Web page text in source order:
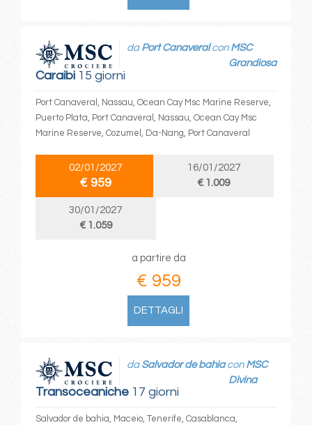
Caraibi15 giorni
da Port Canaveralcon MSC
Grandiosa
Port Canaveral, Nassau, Ocean Cay Msc Marine Reserve,
Puerto Plata, Port Canaveral, Nassau, Ocean Cay Msc
Marine Reserve, Cozumel, Da-Nang, Port Canaveral
02/01/2027
€ 959
16/01/2027
€ 1.009
30/01/2027
€ 1.059
a partire da
€ 959
DETTAGLI
Transoceaniche17 giorni
da Salvador de bahiacon MSC
Divina
Salvador de bahia, Maceio, Tenerife, Casablanca,